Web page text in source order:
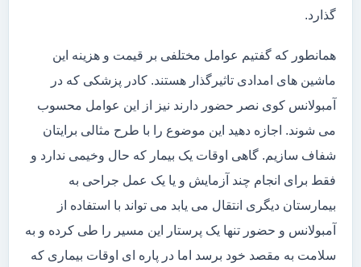
گذارد.
همانطور که گفتیم عوامل مختلفی بر قیمت و هزینه این
ماشین های امدادی تاثیرگذار هستند. کادر پزشکی که در
آمبولانس کوی نصر حضور دارند نیز از این عوامل محسوب
می شوند. اجازه دهید این موضوع را با طرح مثالی برایتان
شفاف سازیم. گاهی اوقات یک بیمار که حال وخیمی ندارد و
فقط برای انجام چند آزمایش و یا یک عمل جراحی به
بیمارستان دیگری انتقال می یابد می تواند با استفاده از
آمبولانس و حضور تنها یک پرستار این مسیر را طی کرده و به
سلامت به مقصد خود برسد اما در پاره ای اوقات بیماری که